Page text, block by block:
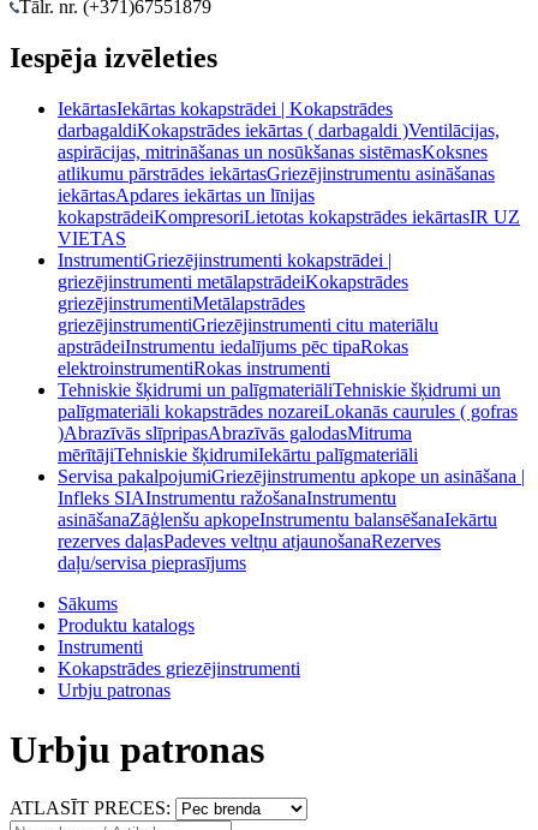
Tālr. nr. (+371)67551879
Iespēja izvēleties
IekārtasIekārtas kokapstrādei | Kokapstrādes
darbagaldiKokapstrādes iekārtas ( darbagaldi )Ventilācijas,
aspirācijas, mitrināšanas un nosūkšanas sistēmasKoksnes
atlikumu pārstrādes iekārtasGriezējinstrumentu asināšanas
iekārtasApdares iekārtas un līnijas
kokapstrādeiKompresoriLietotas kokapstrādes iekārtasIR UZ
VIETAS
InstrumentiGriezējinstrumenti kokapstrādei |
griezējinstrumenti metālapstrādeiKokapstrādes
griezējinstrumentiMetālapstrādes
griezējinstrumentiGriezējinstrumenti citu materiālu
apstrādeiInstrumentu iedalījums pēc tipaRokas
elektroinstrumentiRokas instrumenti
Tehniskie šķidrumi un palīgmateriāliTehniskie šķidrumi un
palīgmateriāli kokapstrādes nozareiLokanās caurules ( gofras
)Abrazīvās slīpripasAbrazīvās galodasMitruma
mērītājiTehniskie šķidrumiIekārtu palīgmateriāli
Servisa pakalpojumiGriezējinstrumentu apkope un asināšana |
Infleks SIAInstrumentu ražošanaInstrumentu
asināšanaZāģlenšu apkopeInstrumentu balansēšanaIekārtu
rezerves daļasPadeves veltņu atjaunošanaRezerves
daļu/servisa pieprasījums
Sākums
Produktu katalogs
Instrumenti
Kokapstrādes griezējinstrumenti
Urbju patronas
Urbju patronas
ATLASĪT PRECES: